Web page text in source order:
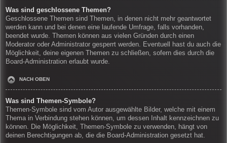
Was sind geschlossene Themen?
Geschlossene Themen sind Themen, in denen nicht mehr geantwortet
werden kann und bei denen eine laufende Umfrage, falls vorhanden,
beendet wurde. Themen können aus vielen Gründen durch einen
Moderator oder Administrator gesperrt werden. Eventuell hast du auch die
Möglichkeit, deine eigenen Themen zu schließen, sofern dies durch die
Board-Administration erlaubt wurde.
NACH OBEN
Was sind Themen-Symbole?
Themen-Symbole sind vom Autor ausgewählte Bilder, welche mit einem
Thema in Verbindung stehen können, um dessen Inhalt kennzeichnen zu
können. Die Möglichkeit, Themen-Symbole zu verwenden, hängt von
deinen Berechtigungen ab, die die Board-Administration gesetzt hat.